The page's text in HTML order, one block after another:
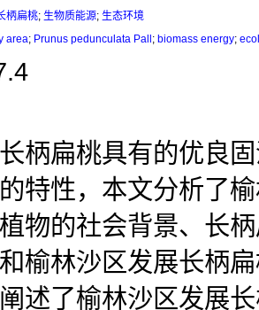
柄扁桃; 生物质能源; 生态环境
area; Prunus pedunculata Pall ; biomass energy;
柄扁桃具有的优良
特性，本文分析了
物的社会背景、长
榆林沙区发展长柄
述了榆林沙区发展